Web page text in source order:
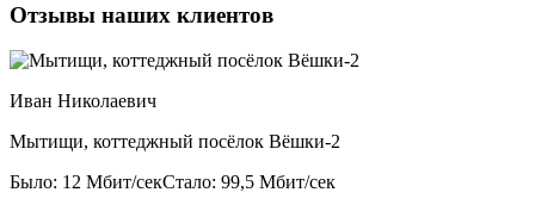
Отзывы наших клиентов
Иван Николаевич
Мытищи, коттеджный посёлок Вёшки-2
Было: 12 Мбит/секСтало: 99,5 Мбит/сек